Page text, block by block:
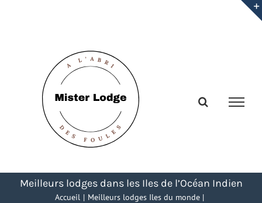
Meilleurs lodges dans les Iles de l’Océan Indien
Accueil
Meilleurs lodges Iles du monde